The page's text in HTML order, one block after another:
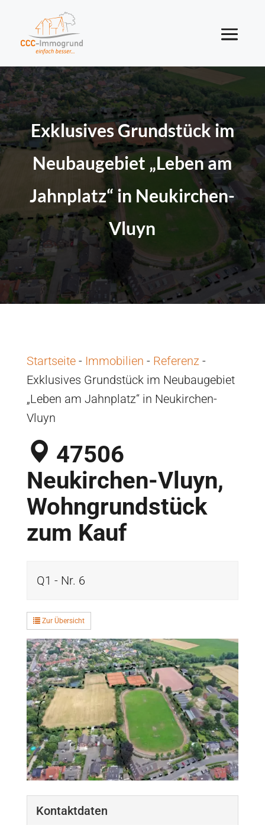
Exklusives Grundstück im
Neubaugebiet „Leben am
Jahnplatz“ in Neukirchen-
Vluyn
Startseite- Immobilien - Referenz-
Exklusives Grundstück im Neubaugebiet
„Leben am Jahnplatz“ in Neukirchen-
Vluyn
47506
Neukirchen-Vluyn,
Wohngrundstück
zum Kauf
Q1 - Nr. 6
Zur Übersicht
Kontaktdaten